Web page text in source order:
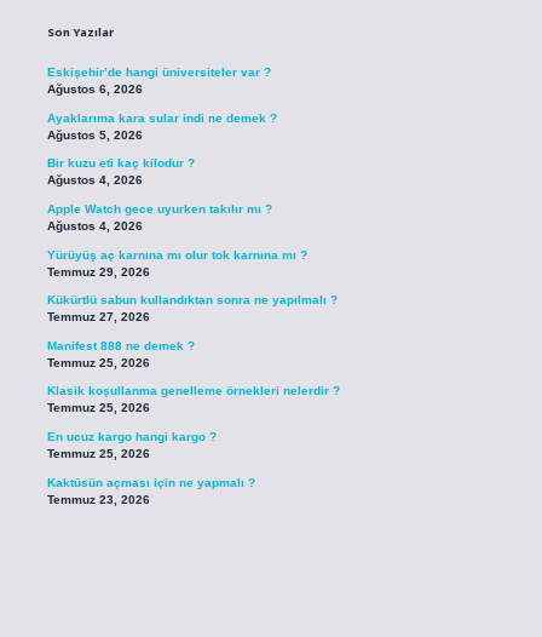
Son Yazılar
Eskişehir’de hangi üniversiteler var ?
Ağustos 6, 2026
Ayaklarıma kara sular indi ne demek ?
Ağustos 5, 2026
Bir kuzu eti kaç kilodur ?
Ağustos 4, 2026
Apple Watch gece uyurken takılır mı ?
Ağustos 4, 2026
Yürüyüş aç karnına mı olur tok karnına mı ?
Temmuz 29, 2026
Kükürtlü sabun kullandıktan sonra ne yapılmalı ?
Temmuz 27, 2026
Manifest 888 ne demek ?
Temmuz 25, 2026
Klasik koşullanma genelleme örnekleri nelerdir ?
Temmuz 25, 2026
En ucuz kargo hangi kargo ?
Temmuz 25, 2026
Kaktüsün açması için ne yapmalı ?
Temmuz 23, 2026